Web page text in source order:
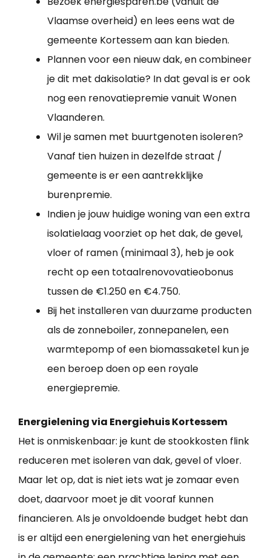
Vlaamse overheid) en lees eens wat de
gemeente Kortessem aan kan bieden.
Plannen voor een nieuw dak, en combineer
je dit met dakisolatie? In dat geval is er ook
nog een renovatiepremie vanuit Wonen
Vlaanderen.
Wil je samen met buurtgenoten isoleren?
Vanaf tien huizen in dezelfde straat /
gemeente is er een aantrekklijke
burenpremie.
Indien je jouw huidige woning van een extra
isolatielaag voorziet op het dak, de gevel,
vloer of ramen (minimaal 3), heb je ook
recht op een totaalrenovovatieobonus
tussen de €1.250 en €4.750.
Bij het installeren van duurzame producten
als de zonneboiler, zonnepanelen, een
warmtepomp of een biomassaketel kun je
een beroep doen op een royale
energiepremie.
Energielening via Energiehuis Kortessem
Het is onmiskenbaar: je kunt de stookkosten flink
reduceren met isoleren van dak, gevel of vloer.
Maar let op, dat is niet iets wat je zomaar even
doet, daarvoor moet je dit vooraf kunnen
financieren. Als je onvoldoende budget hebt dan
is er altijd een energielening van het energiehuis